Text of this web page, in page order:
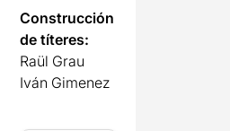
Construcción
de títeres:
Raül Grau
Iván Gimenez